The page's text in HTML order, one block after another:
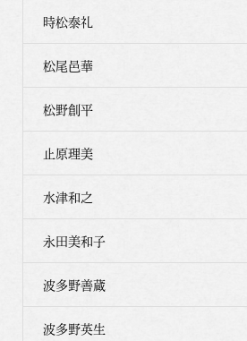
時松泰礼
松尾邑華
松野創平
止原理美
水津和之
永田美和子
波多野善蔵
波多野英生